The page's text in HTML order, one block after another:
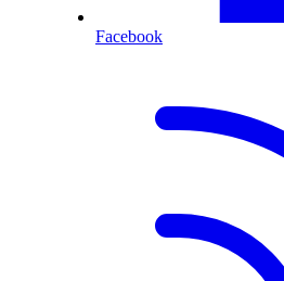
Facebook